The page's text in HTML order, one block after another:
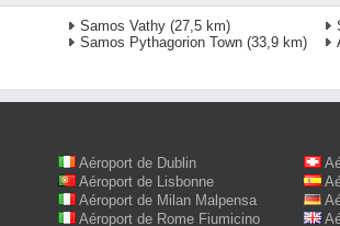
Samos Vathy (27,5 km)
Samos Pythagorion Town (33,9 km)
Aéroport de Dublin
Aéroport de Lisbonne
Aéroport de Milan Malpensa
Aéroport de Rome Fiumicino